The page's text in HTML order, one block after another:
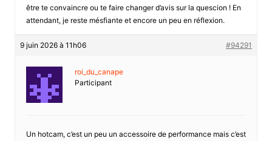
être te convaincre ou te faire changer d’avis sur la quescion ! En
attendant, je reste mésfiante et encore un peu en réflexion.
9 juin 2026 à 11h06 #94291
roi_du_canape
Participant
Un hotcam, c’est un peu un accessoire de performance mais c’est